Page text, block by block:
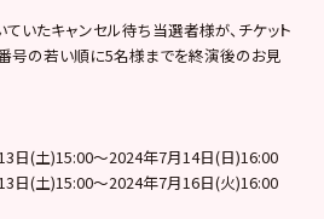
いたキャンセル待ち当選者様が、チケット
号の若い順に5名様までを終演後のお見
日(土)15:00～2024年7月14日(日)16:00
日(土)15:00～2024年7月16日(火)16:00